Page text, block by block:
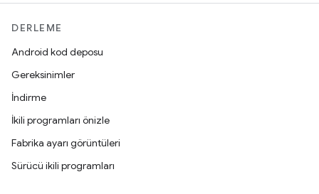
DERLEME
Android kod deposu
Gereksinimler
İndirme
İkili programları önizle
Fabrika ayarı görüntüleri
Sürücü ikili programları